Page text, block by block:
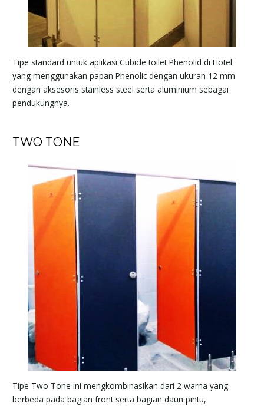
Tipe standard untuk aplikasi Cubicle toilet Phenolid di Hotel
yang menggunakan papan Phenolic dengan ukuran 12 mm
dengan aksesoris stainless steel serta aluminium sebagai
pendukungnya.
TWO TONE
Tipe Two Tone ini mengkombinasikan dari 2 warna yang
berbeda pada bagian front serta bagian daun pintu,